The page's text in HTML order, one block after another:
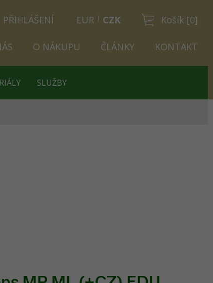
PŘIHLÁŠENÍ Košík [0]
EUR CZK
O NÁKUPU ČLÁNKY KONTAKT
SLUŽBY